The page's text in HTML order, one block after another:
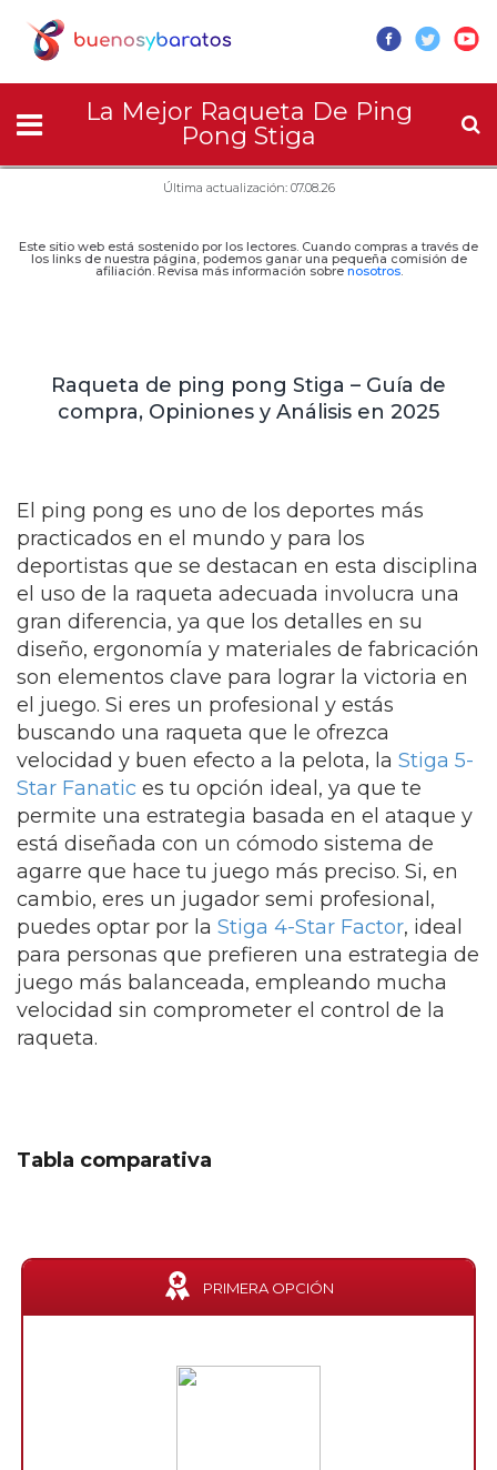
La Mejor Raqueta De Ping
Pong Stiga
Última actualización: 07.08.26
Este sitio web está sostenido por los lectores. Cuando compras a través de
los links de nuestra página, podemos ganar una pequeña comisión de
afiliación. Revisa más información sobre nosotros.
Raqueta de ping pong Stiga – Guía de
compra, Opiniones y Análisis en 2025
El ping pong es uno de los deportes más
practicados en el mundo y para los
deportistas que se destacan en esta disciplina
el uso de la raqueta adecuada involucra una
gran diferencia, ya que los detalles en su
diseño, ergonomía y materiales de fabricación
son elementos clave para lograr la victoria en
el juego. Si eres un profesional y estás
buscando una raqueta que le ofrezca
velocidad y buen efecto a la pelota, la Stiga 5-
Star Fanatic es tu opción ideal, ya que te
permite una estrategia basada en el ataque y
está diseñada con un cómodo sistema de
agarre que hace tu juego más preciso. Si, en
cambio, eres un jugador semi profesional,
puedes optar por la Stiga 4-Star Factor, ideal
para personas que prefieren una estrategia de
juego más balanceada, empleando mucha
velocidad sin comprometer el control de la
raqueta.
Tabla comparativa
PRIMERA OPCIÓN